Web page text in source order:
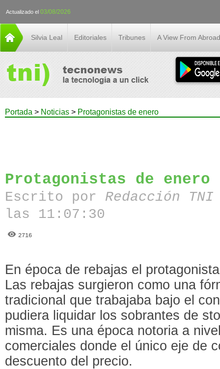
Actualizado el 03/08/2026
Silvia Leal Editoriales Tribunes A View From Abroad
Portada > Noticias > Protagonistas de enero
Protagonistas de enero
Escrito por Redacción
las 11:07:30
2716
En época de rebajas el
Las rebajas surgieron como una
tradicional que trabajaba bajo el
pudiera liquidar los sobrantes de
misma. Es una época notoria a
comerciales donde el único eje de
descuento del precio.